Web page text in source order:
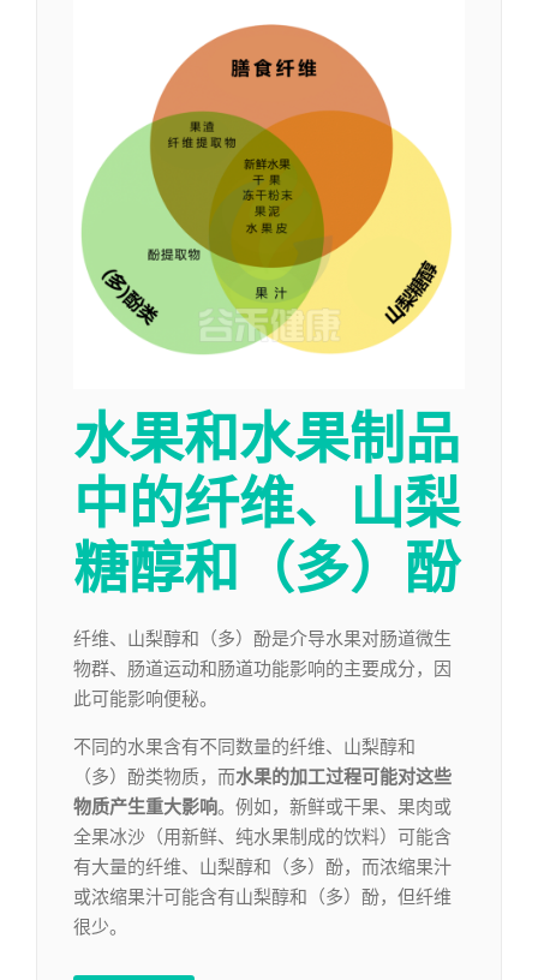
水果和水果制品
中的纤维、山梨
糖醇和（多）酚
纤维、山梨醇和（多）酚是介导水果对肠道微生
物群、肠道运动和肠道功能影响的主要成分，因
此可能影响便秘。
不同的水果含有不同数量的纤维、山梨醇和
（多）酚类物质，而水果的加工过程可能对这些
物质产生重大影响。例如，新鲜或干果、果肉或
全果冰沙（用新鲜、纯水果制成的饮料）可能含
有大量的纤维、山梨醇和（多）酚，而浓缩果汁
或浓缩果汁可能含有山梨醇和（多）酚，但纤维
很少。